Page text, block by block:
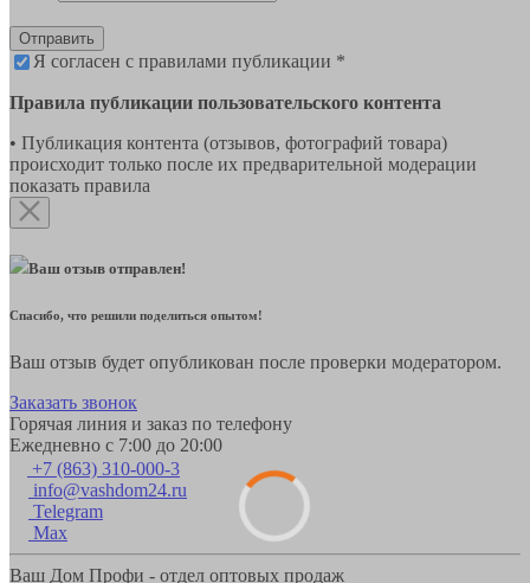
Отправить
Я согласен с правилами публикации *
Правила публикации пользовательского контента
• Публикация контента (отзывов, фотографий товара)
происходит только после их предварительной модерации
показать правила
Ваш отзыв отправлен!
Спасибо, что решили поделиться опытом!
Ваш отзыв будет опубликован после проверки модератором.
Заказать звонок
Горячая линия и заказ по телефону
Ежедневно с 7:00 до 20:00
+7 (863) 310-000-3
info@vashdom24.ru
Telegram
Max
Ваш Дом Профи - отдел оптовых продаж